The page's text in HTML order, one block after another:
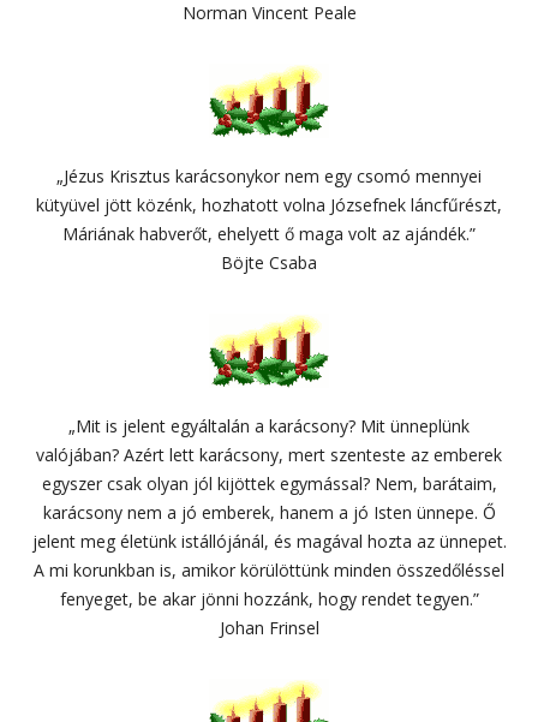
Norman Vincent Peale
„Jézus Krisztus karácsonykor nem egy csomó mennyei
kütyüvel jött közénk, hozhatott volna Józsefnek láncfűrészt,
Máriának habverőt, ehelyett ő maga volt az ajándék.”
Böjte Csaba
„Mit is jelent egyáltalán a karácsony? Mit ünneplünk
valójában? Azért lett karácsony, mert szenteste az emberek
egyszer csak olyan jól kijöttek egymással? Nem, barátaim,
karácsony nem a jó emberek, hanem a jó Isten ünnepe. Ő
jelent meg életünk istállójánál, és magával hozta az ünnepet.
A mi korunkban is, amikor körülöttünk minden összedőléssel
fenyeget, be akar jönni hozzánk, hogy rendet tegyen.”
Johan Frinsel